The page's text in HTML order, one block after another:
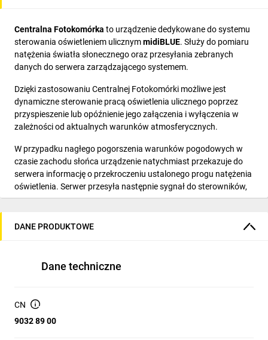
Centralna Fotokomórka to urządzenie dedykowane do systemu
sterowania oświetleniem ulicznymmidiBLUE. Służy do pomiaru
natężenia światła słonecznego oraz przesyłania zebranych
danych do serwera zarządzającego systemem.
Dzięki zastosowaniu Centralnej Fotokomórki możliwe jest
dynamiczne sterowanie pracą oświetlenia ulicznego poprzez
przyspieszenie lub opóźnienie jego załączenia i wyłączenia w
zależności od aktualnych warunków atmosferycznych.
W przypadku nagłego pogorszenia warunków pogodowych w
czasie zachodu słońca urządzenie natychmiast przekazuje do
serwera informację o przekroczeniu ustalonego progu natężenia
oświetlenia. Serwer przesyła następnie sygnał do sterowników,
powodując automatyczne załączenie oświetlenia na określonym
optymalną widoczność na drogach, zwiększa bezpieczeństwo
DANE PRODUKTOWE
Dane techniczne
CN
9032 89 00